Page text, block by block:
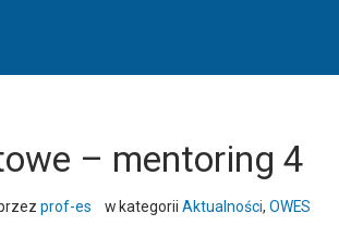
– mentoring 4
prof-es w kategorii Aktualności, OWES